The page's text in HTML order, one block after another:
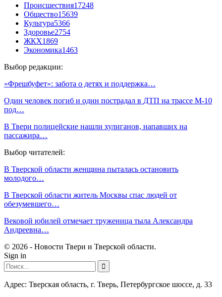
Происшествия17248
Общество15639
Культура5366
Здоровье2754
ЖКХ1869
Экономика1463
Выбор редакции:
«Фрешбуфет»: забота о детях и поддержка…
Один человек погиб и один пострадал в ДТП на трассе М-10
под…
В Твери полицейские нашли хулиганов, напавших на
пассажира…
Выбор читателей:
В Тверской области женщина пыталась остановить
молодого…
В Тверской области житель Москвы спас людей от
обезумевшего…
Вековой юбилей отмечает труженица тыла Александра
Андреевна…
© 2026 - Новости Твери и Тверской области.
Sign in
Адрес: Тверская область, г. Тверь, Петербургское шоссе, д. 33